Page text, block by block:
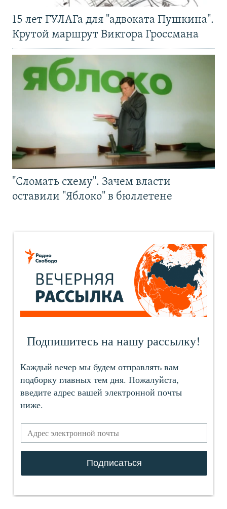
15 лет ГУЛАГа для "адвоката Пушкина".
Крутой маршрут Виктора Гроссмана
"Сломать схему". Зачем власти
оставили "Яблоко" в бюллетене